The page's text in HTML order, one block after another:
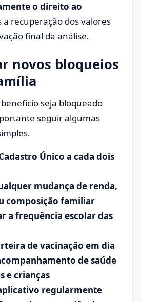
o direito ao
a recuperação dos valores
final da análise.
novos bloqueios
seja bloqueado
seguir algumas
Único a cada dois
mudança de renda,
composição familiar
a frequência escolar das
de vacinação em dia
de saúde
e crianças
regularmente